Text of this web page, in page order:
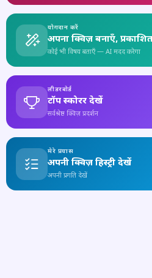
योगदान करें
अपना क्विज़ बनाएँ,
कोई भी विषय बताएँ — AI मदद करेगा
लीडरबोर्ड
टॉप स्कोरर देखें
सर्वश्रेष्ठ क्विज़ प्रदर्शन
मेरे प्रयास
अपनी क्विज़ हिस्ट्री देखें
अपनी प्रगति देखें